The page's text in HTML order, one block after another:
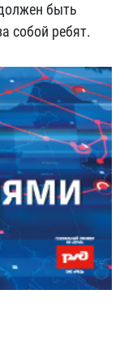
быть
собой ребят.